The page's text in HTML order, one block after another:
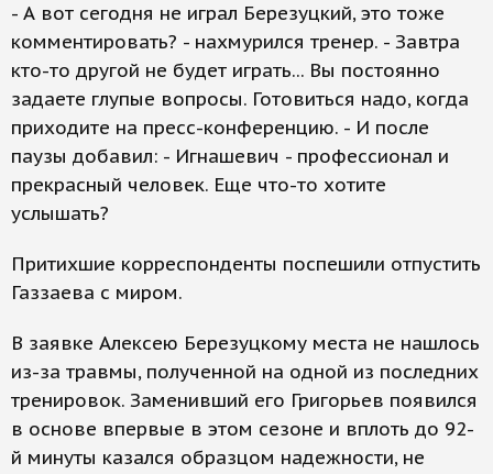
- А вот сегодня не играл Березуцкий, это тоже
комментировать? - нахмурился тренер. - Завтра
кто-то другой не будет играть... Вы постоянно
задаете глупые вопросы. Готовиться надо, когда
приходите на пресс-конференцию. - И после
паузы добавил: - Игнашевич - профессионал и
прекрасный человек. Еще что-то хотите
услышать?
Притихшие корреспонденты поспешили отпустить
Газзаева с миром.
В заявке Алексею Березуцкому места не нашлось
из-за травмы, полученной на одной из последних
тренировок. Заменивший его Григорьев появился
в основе впервые в этом сезоне и вплоть до 92-
й минуты казался образцом надежности, не